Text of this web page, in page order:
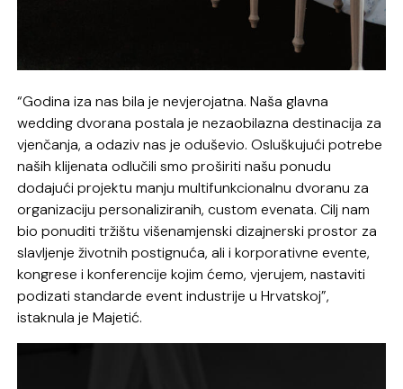
“Godina iza nas bila je nevjerojatna. Naša glavna
wedding dvorana postala je nezaobilazna destinacija za
vjenčanja, a odaziv nas je oduševio. Osluškujući potrebe
naših klijenata odlučili smo proširiti našu ponudu
dodajući projektu manju multifunkcionalnu dvoranu za
organizaciju personaliziranih, custom evenata. Cilj nam
bio ponuditi tržištu višenamjenski dizajnerski prostor za
slavljenje životnih postignuća, ali i korporativne evente,
kongrese i konferencije kojim ćemo, vjerujem, nastaviti
podizati standarde event industrije u Hrvatskoj”,
istaknula je Majetić.